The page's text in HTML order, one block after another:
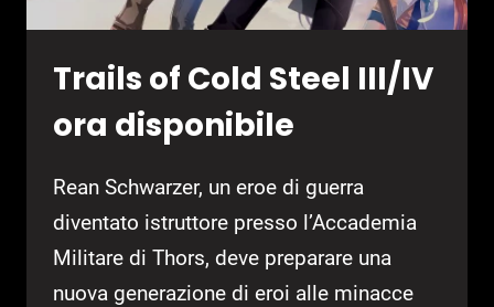
Trails of Cold Steel III/IV
ora disponibile
Rean Schwarzer, un eroe di guerra
diventato istruttore presso l’Accademia
Militare di Thors, deve preparare una
nuova generazione di eroi alle minacce